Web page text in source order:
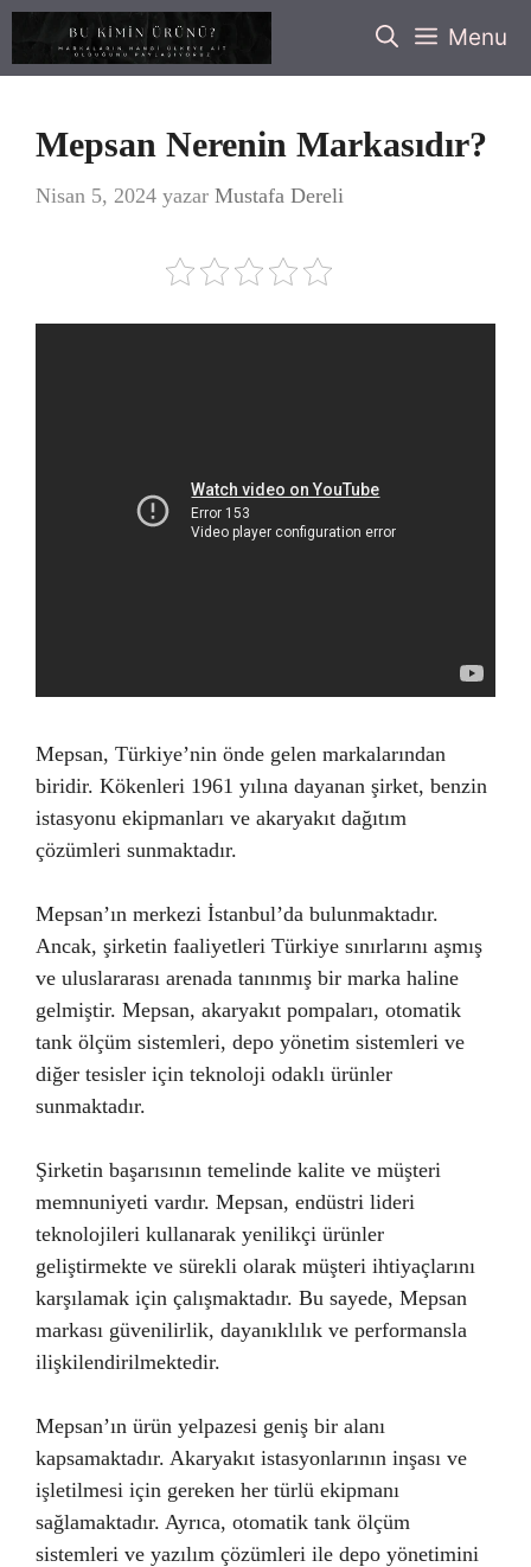
İçeriğe
Menu
Mepsan Nerenin Markasıdır?
Nisan 5, 2024 yazar Mustafa Dereli
Mepsan, Türkiye’nin önde gelen markalarından
biridir. Kökenleri 1961 yılına dayanan şirket, benzin
istasyonu ekipmanları ve akaryakıt dağıtım
çözümleri sunmaktadır.
Mepsan’ın merkezi İstanbul’da bulunmaktadır.
Ancak, şirketin faaliyetleri Türkiye sınırlarını aşmış
ve uluslararası arenada tanınmış bir marka haline
gelmiştir. Mepsan, akaryakıt pompaları, otomatik
tank ölçüm sistemleri, depo yönetim sistemleri ve
diğer tesisler için teknoloji odaklı ürünler
sunmaktadır.
Şirketin başarısının temelinde kalite ve müşteri
memnuniyeti vardır. Mepsan, endüstri lideri
teknolojileri kullanarak yenilikçi ürünler
geliştirmekte ve sürekli olarak müşteri ihtiyaçlarını
karşılamak için çalışmaktadır. Bu sayede, Mepsan
markası güvenilirlik, dayanıklılık ve performansla
ilişkilendirilmektedir.
Mepsan’ın ürün yelpazesi geniş bir alanı
kapsamaktadır. Akaryakıt istasyonlarının inşası ve
işletilmesi için gereken her türlü ekipmanı
sağlamaktadır. Ayrıca, otomatik tank ölçüm
sistemleri ve yazılım çözümleri ile depo yönetimini